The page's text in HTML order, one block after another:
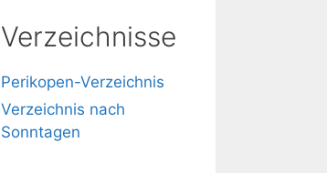
Verzeichnisse
Perikopen-Verzeichnis
Verzeichnis nach
Sonntagen